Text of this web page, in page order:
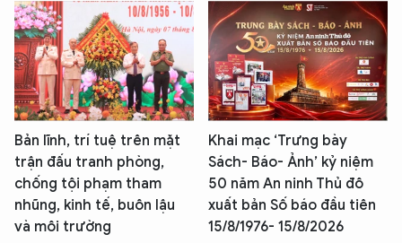
Bản lĩnh, trí tuệ trên mặt
trận đấu tranh phòng,
chống tội phạm tham
nhũng, kinh tế, buôn lậu
và môi trường
Khai mạc ‘Trưng bày
Sách- Báo- Ảnh’ kỷ niệm
50 năm An ninh Thủ đô
xuất bản Số báo đầu tiên
15/8/1976- 15/8/2026